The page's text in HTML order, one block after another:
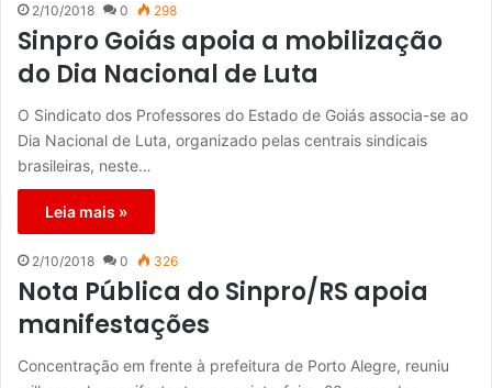
2/10/2018 0 298
Sinpro Goiás apoia a mobilização
do Dia Nacional de Luta
O Sindicato dos Professores do Estado de Goiás associa-se ao
Dia Nacional de Luta, organizado pelas centrais sindicais
brasileiras, neste…
Leia mais »
2/10/2018 0 326
Nota Pública do Sinpro/RS apoia
manifestações
Concentração em frente à prefeitura de Porto Alegre, reuniu